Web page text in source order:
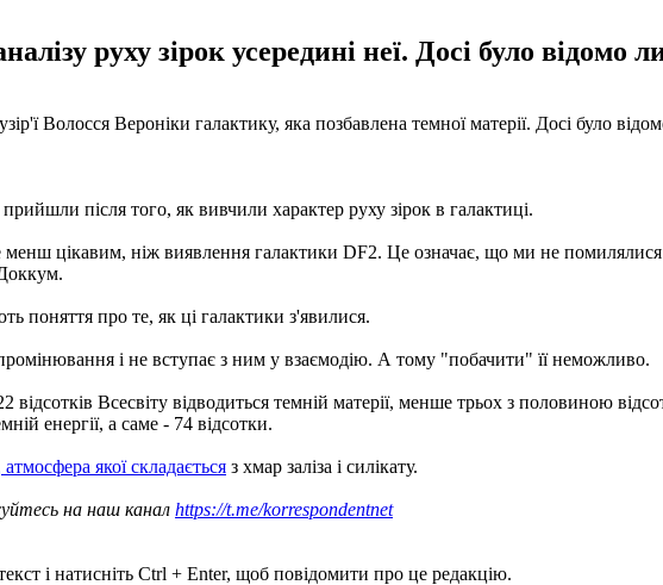
руху зірок усередині неї. Досі було відомо
Волосся Вероніки галактику, яка позбавлена ​​темної матерії. Досі було
прийшли після того, як вивчили характер руху зірок в галактиці.
менш цікавим, ніж виявлення галактики DF2. Це означає, що ми не
поняття про те, як ці галактики з'явилися.
і не вступає з ним у взаємодію. А тому "побачити" її неможливо.
відсотків Всесвіту відводиться темній матерії, менше трьох з половиною
енергії, а саме - 74 відсотки.
якої складається з хмар заліза і силікату.
на наш канал https://t.me/korrespondentnet
і натисніть Ctrl + Enter, щоб повідомити про це редакцію.